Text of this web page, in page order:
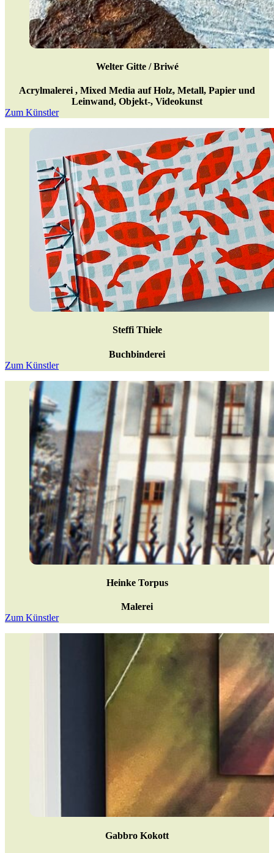
Welter Gitte / Briwé
Acrylmalerei , Mixed Media auf Holz, Metall, Papier und
Leinwand, Objekt-, Videokunst
Zum Künstler
Steffi Thiele
Buchbinderei
Zum Künstler
Heinke Torpus
Malerei
Zum Künstler
Gabbro Kokott